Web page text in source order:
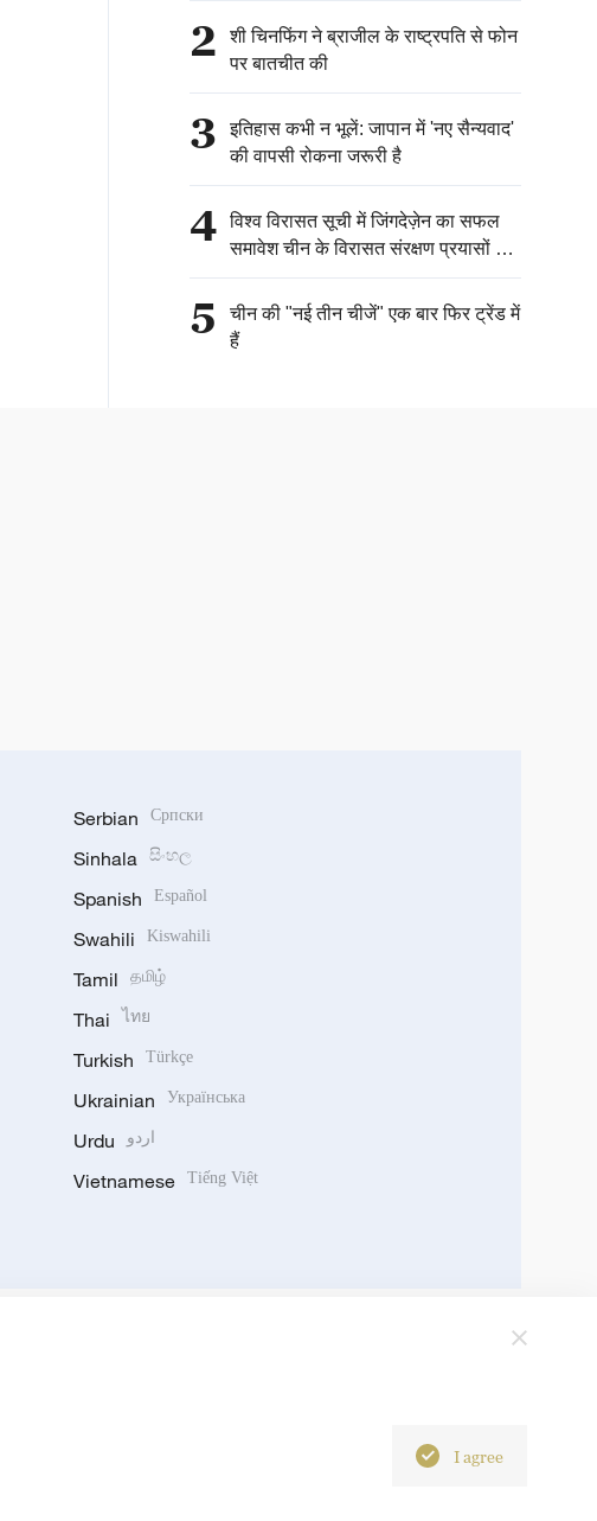
2
शी चिनफिंग ने ब्राजील के राष्ट्रपति से फोन
पर बातचीत की
3
इतिहास कभी न भूलें: जापान में 'नए सैन्यवाद'
की वापसी रोकना जरूरी है
4
विश्व विरासत सूची में जिंगदेज़ेन का सफल
समावेश चीन के विरासत संरक्षण प्रयासों की
अंतर्राष्ट्रीय समुदाय की मान्यता को दर्शाता है:
विदेश मंत्रालय
5
चीन की "नई तीन चीजें" एक बार फिर ट्रेंड में
हैं
Serbian Српски
Sinhala සිංහල
Spanish Español
Swahili Kiswahili
Tamil தமிழ்
Thai ไทย
Turkish Türkçe
Ukrainian Українська
Urdu اردو
Vietnamese Tiếng Việt
I agree